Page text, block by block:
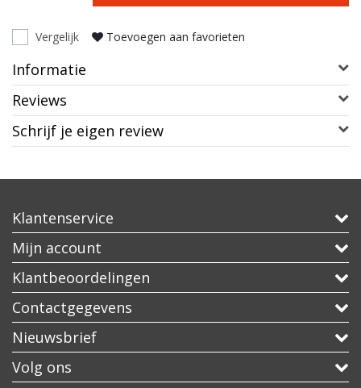
Vergelijk Toevoegen aan favorieten
Informatie
Reviews
Schrijf je eigen review
Klantenservice
Mijn account
Klantbeoordelingen
Contactgegevens
Nieuwsbrief
Volg ons